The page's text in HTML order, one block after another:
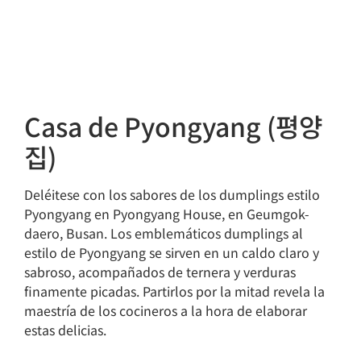
Casa de Pyongyang (평양
집)
Deléitese con los sabores de los dumplings estilo
Pyongyang en Pyongyang House, en Geumgok-
daero, Busan. Los emblemáticos dumplings al
estilo de Pyongyang se sirven en un caldo claro y
sabroso, acompañados de ternera y verduras
finamente picadas. Partirlos por la mitad revela la
maestría de los cocineros a la hora de elaborar
estas delicias.